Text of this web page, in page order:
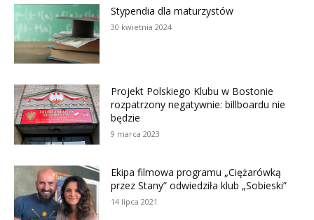
Stypendia dla maturzystów
30 kwietnia 2024
Projekt Polskiego Klubu w Bostonie
rozpatrzony negatywnie: billboardu nie
będzie
9 marca 2023
Ekipa filmowa programu „Ciężarówką
przez Stany” odwiedziła klub „Sobieski”
14 lipca 2021